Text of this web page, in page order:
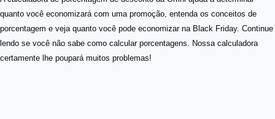
quanto você economizará com uma promoção, entenda os conceitos de
porcentagem e veja quanto você pode economizar na Black Friday. Continue
lendo se você não sabe como calcular porcentagens. Nossa calculadora
certamente lhe poupará muitos problemas!